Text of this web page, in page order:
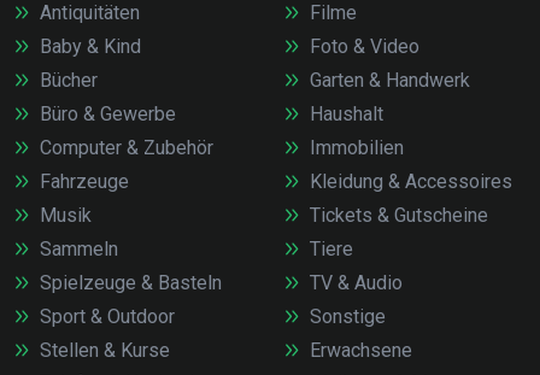
Antiquitäten
Baby & Kind
Bücher
Büro & Gewerbe
Computer & Zubehör
Fahrzeuge
Filme
Foto & Video
Garten & Handwerk
Haushalt
Immobilien
Kleidung & Accessoires
Musik
Sammeln
Spielzeuge & Basteln
Sport & Outdoor
Stellen & Kurse
Tickets & Gutscheine
Tiere
TV & Audio
Sonstige
Erwachsene